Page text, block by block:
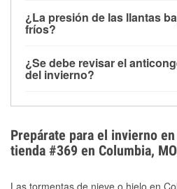
arranque.
la congelación y ayuda a
derretida en la carretera para
¿La presión de las llantas
fríos?
alrededor de 1 PSI por cada
temperatura. Puedes obtener
¿Se debe revisar el
del invierno?
el sobrecalentamiento en
extremo. Aprende cómo
anticongelante en nuestra
Prepárate para el invierno
tienda #369 en Columbia, MO